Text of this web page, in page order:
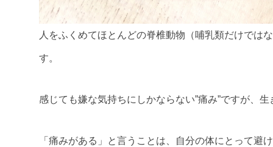
人をふくめてほとんどの脊椎動物（哺乳類だけでは
す。
感じても嫌な気持ちにしかならない”痛み”ですが、
「痛みがある」と言うことは、自分の体にとって